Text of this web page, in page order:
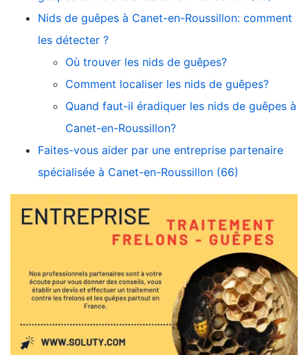
Nids de guêpes à Canet-en-Roussillon: comment
les détecter ?
Où trouver les nids de guêpes?
Comment localiser les nids de guêpes?
Quand faut-il éradiquer les nids de guêpes à
Canet-en-Roussillon?
Faites-vous aider par une entreprise partenaire
spécialisée à Canet-en-Roussillon (66)